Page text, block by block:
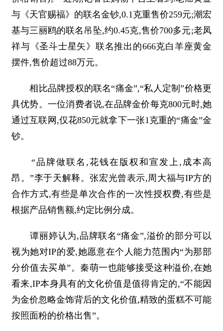
与《天官赐福》的联名金钞,0.1克重售价259元;潮宏
基与三丽鸥的联名吊坠,约0.45克,售价700多元;老凤
祥与《圣斗士星矢》联名推出的666克白羊座黄金
摆件,售价超过88万元。
相比品牌授权的联名“痛金”,“私人定制”价格更
具优势。一位消费者说,在品牌金价每克800元时,她
通过互联网,仅花850元就拿下一张1克重的“痛金”金
钞。
“品牌做联名,花钱在版权和宣发上,成本高
昂。”李于天解释。张宏光曾表示,周大福与IP方的
合作方式,有些是单次合作的一次性授权费,有些是
根据产品销售额,约定比例分成。
谭丽婷认为,品牌联名“痛金”,溢价的部分可以
视为她对IP的爱,她愿意在个人能力范围内“为那部
分价值去买单”。秦萌一也能够接受这种溢价,在她
看来,IP本身具有的文化价值是值得肯定的,“不能因
为金价忽略金饰背后的文化价值,精致的蛋糕不可能
按照面粉的价格出售”。